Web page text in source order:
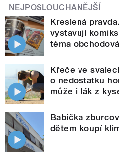
NEJPOSLOUCHANĚJŠÍ
Kreslená
vystavují
téma
Křeče ve
o nedostatku
může i lák z
Babička
dětem koupí